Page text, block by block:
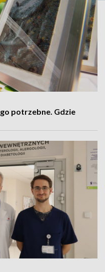
potrzebne. Gdzie